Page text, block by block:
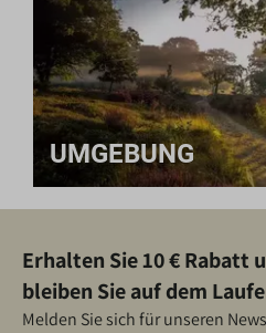
UMGEBUNG
Erhalten Sie 10 € Rabatt
bleiben Sie auf dem
Melden Sie sich für unseren